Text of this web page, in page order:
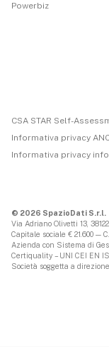
Powerbiz
CSA STAR Self-
Informativa privacy
Informativa privacy
© 2026 SpazioDati S.r.l.
Via Adriano Olivetti 13,
Capitale sociale € 21.600 —
Azienda con Sistema di
Certiquality – UNI CEI EN
Società soggetta a